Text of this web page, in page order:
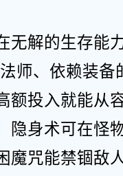
无解的生存能
师、依赖装
额投入就能从
隐身术可在怪
魔咒能禁锢敌